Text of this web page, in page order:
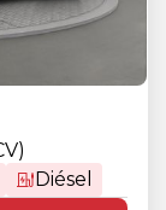
Diésel